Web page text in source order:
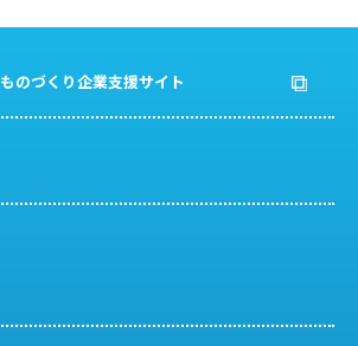
ものづくり企業支援サイト